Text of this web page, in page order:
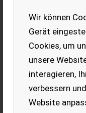
Wir können
Gerät
Cookies, um
unsere
interagieren,
verbessern
Website
Buchmann
Betriebsbereites
Rohrbögen. Wir
EUR 490